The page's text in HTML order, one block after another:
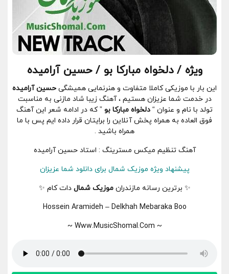
ویژه / دلخواه مبارکا بو / حسین آرامیده
این بار با موزیکی کاملا متفاوت و هنرنمایی همیشگی حسین آرامیده
در خدمت شما عزیزان هستیم ، آهنگ زیبا شاد مازنی به مناسبت
تولد با نام و عنوان “ دلخواه مبارکا بو ” که در ادامه شعر این آهنگ
فوق العاده به همراه پخش آنلاین را برایتان قرار داده ایم پس با ما
همراه باشید .
آهنگ تنظیم میکس مسترینگ : استاد حسین آرامیده
پیشنهاد ویژه موزیک شمال برای دانلود شما عزیزان
✨ برترین رسانه مازندرانموزیک شمال دات کام ✨
Hossein Aramideh – Delkhah Mebaraka Boo
~ Www.MusicShomal.Com ~